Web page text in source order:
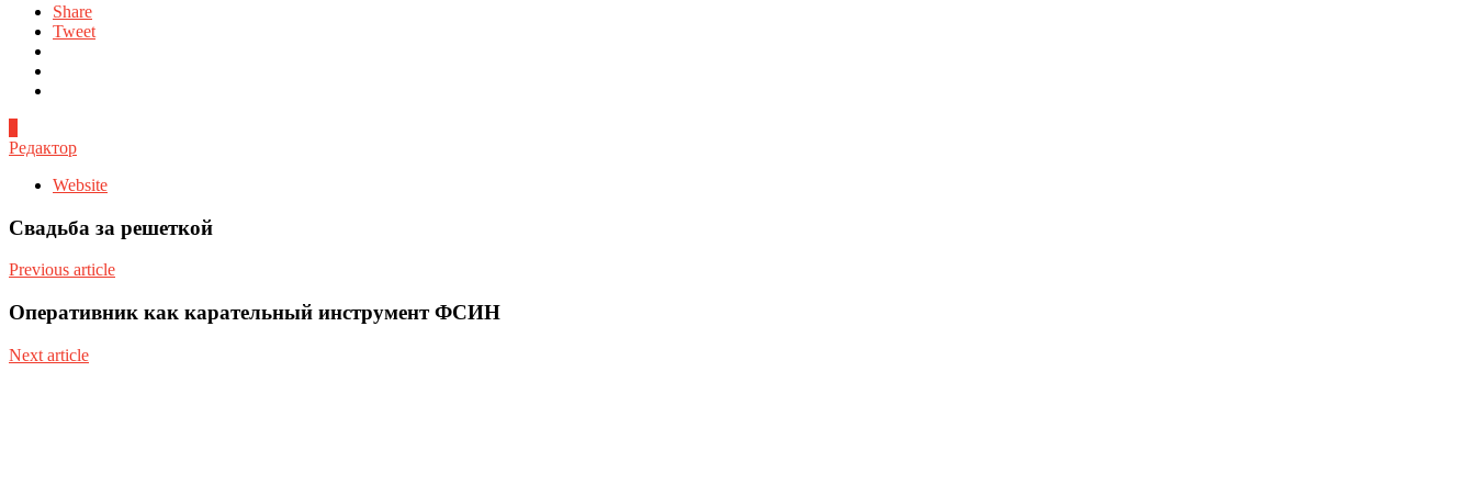
Share
Tweet
Редактор
Website
Свадьба за решеткой
Previous article
Оперативник как карательный инструмент ФСИН
Next article